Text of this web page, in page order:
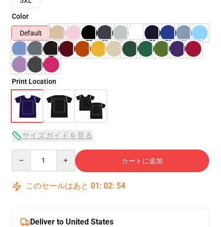
Color
Default
Print Location
サイズガイドを見る
カートに追加
このセールはあと 01 : 02: 54
Deliver to United States